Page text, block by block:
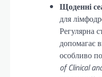
Щоденні
для
Регулярна
допомагає
особливо
of Clinical